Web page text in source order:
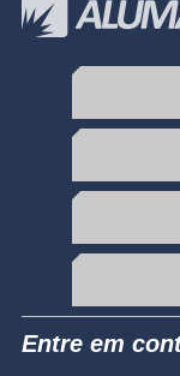
Entre em